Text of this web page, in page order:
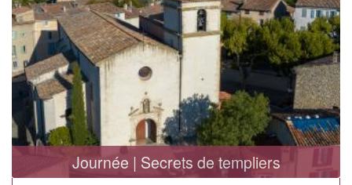
Journée | Secrets de templiers